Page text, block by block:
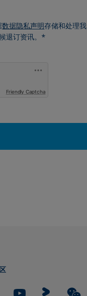
数据隐私声明存储和处理我
退订资讯。*
Friendly Captcha